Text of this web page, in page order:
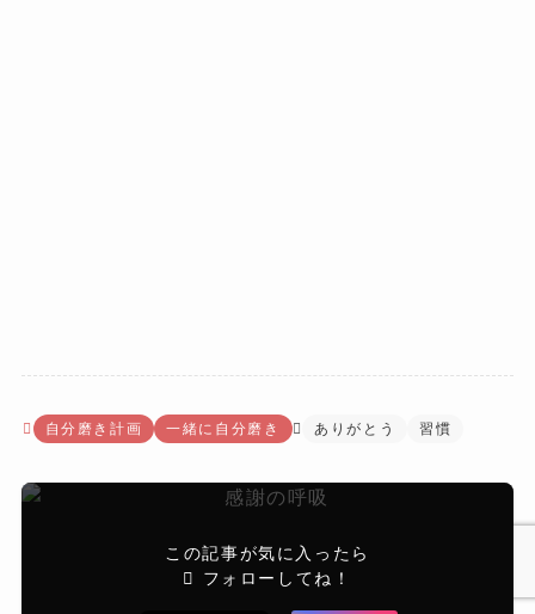
自分磨き計画 一緒に自分磨き ありがとう 習慣
この記事が気に入ったら
フォローしてね！